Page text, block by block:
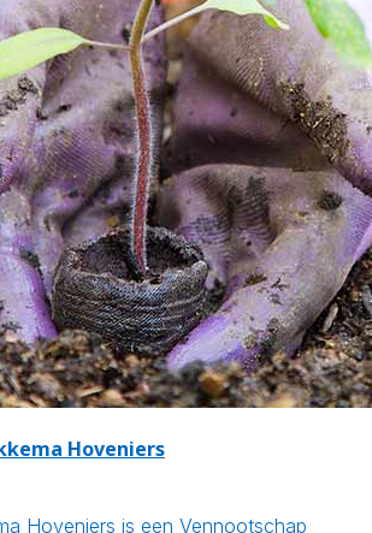
Hoveniers
Hoveniers is een Vennootschap